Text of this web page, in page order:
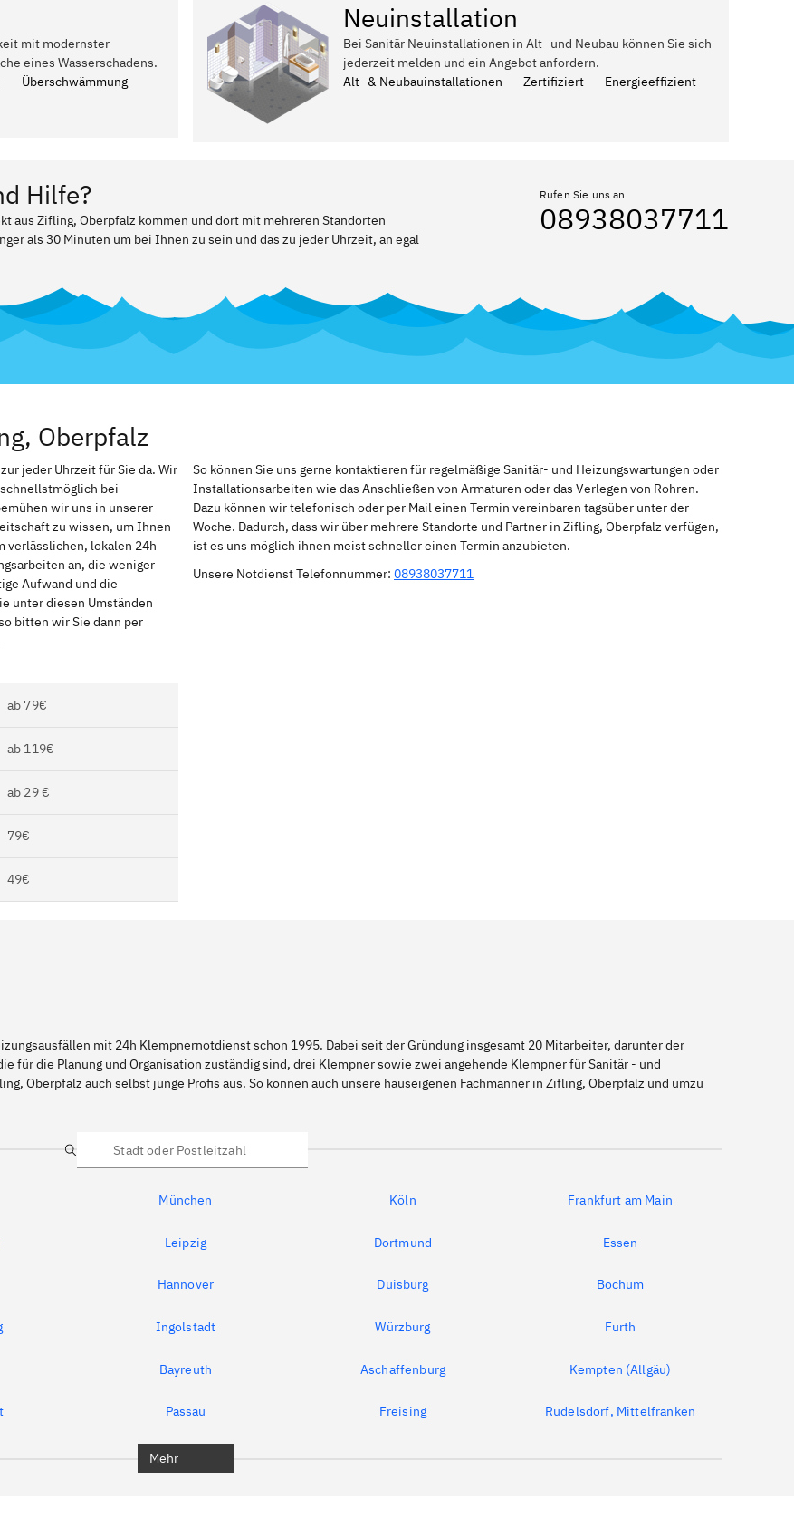
mit modernster
eines Wasserschadens.
Überschwämmung
Neuinstallation
Bei Sanitär Neuinstallationen in Alt- und Neubau können Sie sich
jederzeit melden und ein Angebot anfordern.
Alt- & Neubauinstallationen
Zertifiziert Energieeffizient
Hilfe?
aus Zifling, Oberpfalz kommen und dort mit mehreren Standorten
als 30 Minuten um bei Ihnen zu sein und das zu jeder Uhrzeit, an egal
Rufen Sie uns an
08938037711
Oberpfalz
jeder Uhrzeit für Sie da. Wir
bei
wir uns in unserer
zu wissen, um Ihnen
verlässlichen, lokalen 24h
an, die weniger
Aufwand und die
unter diesen Umständen
bitten wir Sie dann per
So können Sie uns gerne kontaktieren für regelmäßige Sanitär- und Heizungswartungen oder
Installationsarbeiten wie das Anschließen von Armaturen oder das Verlegen von Rohren.
Dazu können wir telefonisch oder per Mail einen Termin vereinbaren tagsüber unter der
Woche. Dadurch, dass wir über mehrere Standorte und Partner in Zifling, Oberpfalz verfügen,
ist es uns möglich ihnen meist schneller einen Termin anzubieten.
Unsere Notdienst Telefonnummer: 08938037711
ab 79€
ab 119€
ab 29 €
79€
49€
mit 24h Klempnernotdienst schon 1995. Dabei seit der Gründung insgesamt 20 Mitarbeiter, darunter der
für die Planung und Organisation zuständig sind, drei Klempner sowie zwei angehende Klempner für Sanitär - und
Oberpfalz auch selbst junge Profis aus. So können auch unsere hauseigenen Fachmänner in Zifling, Oberpfalz und umzu
Suche
München Köln Frankfurt am Main
Leipzig Dortmund Essen
Hannover Duisburg Bochum
Ingolstadt Würzburg Furth
Bayreuth Aschaffenburg Kempten (Allgäu)
Passau Freising Rudelsdorf, Mittelfranken
Mehr